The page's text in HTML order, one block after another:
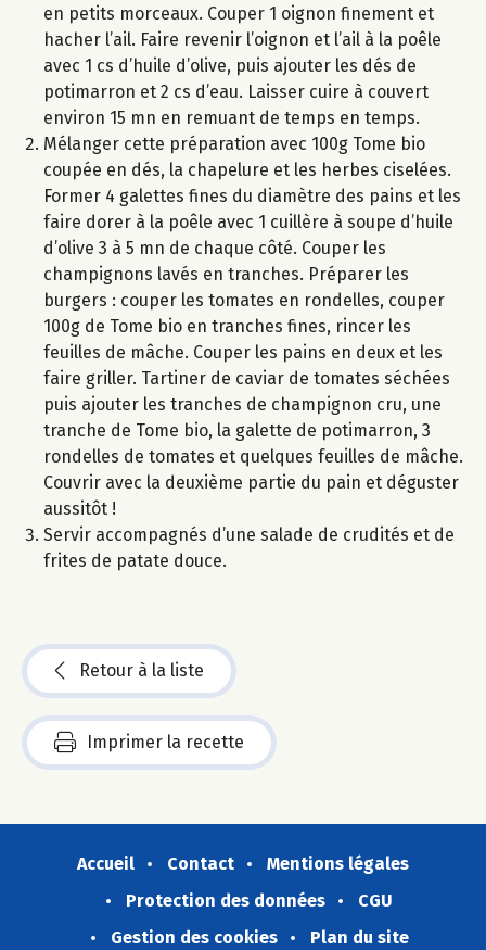
en petits morceaux. Couper 1 oignon finement et
hacher l’ail. Faire revenir l’oignon et l’ail à la poêle
avec 1 cs d’huile d’olive, puis ajouter les dés de
potimarron et 2 cs d’eau. Laisser cuire à couvert
environ 15 mn en remuant de temps en temps.
Mélanger cette préparation avec 100g Tome bio
coupée en dés, la chapelure et les herbes ciselées.
Former 4 galettes fines du diamètre des pains et les
faire dorer à la poêle avec 1 cuillère à soupe d’huile
d’olive 3 à 5 mn de chaque côté. Couper les
champignons lavés en tranches. Préparer les
burgers : couper les tomates en rondelles, couper
100g de Tome bio en tranches fines, rincer les
feuilles de mâche. Couper les pains en deux et les
faire griller. Tartiner de caviar de tomates séchées
puis ajouter les tranches de champignon cru, une
tranche de Tome bio, la galette de potimarron, 3
rondelles de tomates et quelques feuilles de mâche.
Couvrir avec la deuxième partie du pain et déguster
aussitôt !
Servir accompagnés d’une salade de crudités et de
frites de patate douce.
Retour à la liste
Imprimer la recette
Accueil Contact
Mentions légales
Protection des données
CGU
Gestion des cookies
Plan du site